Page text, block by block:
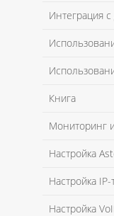
Я даю согласие
в соответствии с
Интеграция
Книга
Мониторинг
Настройка
Настройка
Настройка